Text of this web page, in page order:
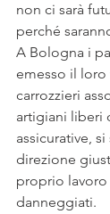
non ci sarà
perché
A Bologna i
emesso il loro
carrozzieri
artigiani liberi
assicurative,
direzione
proprio
danneggiati.